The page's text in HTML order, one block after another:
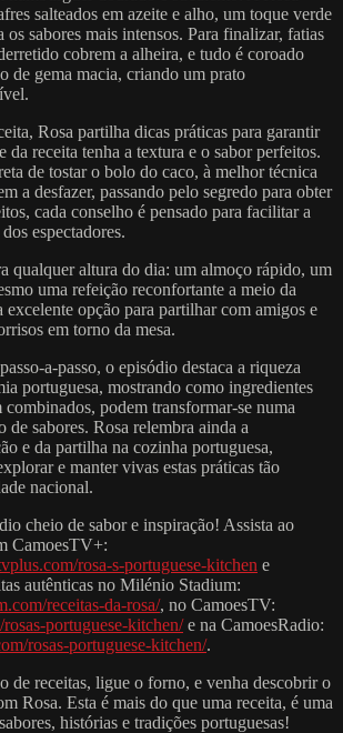
salteados em azeite e alho, um toque verde
sabores mais intensos. Para finalizar, fatias
cobrem a alheira, e tudo é coroado
de gema macia, criando um prato
Rosa partilha dicas práticas para garantir
da receita tenha a textura e o sabor perfeitos.
de tostar o bolo do caco, à melhor técnica
a desfazer, passando pelo segredo para obter
cada conselho é pensado para facilitar a
espectadores.
qualquer altura do dia: um almoço rápido, um
uma refeição reconfortante a meio da
excelente opção para partilhar com amigos e
em torno da mesa.
a-passo, o episódio destaca a riqueza
portuguesa, mostrando como ingredientes
podem transformar-se numa
de sabores. Rosa relembra ainda a
e da partilha na cozinha portuguesa,
e manter vivas estas práticas tão
nacional.
cheio de sabor e inspiração! Assista ao
CamoesTV+:
rosa-s-portuguese-kitchen e
autênticas no Milénio Stadium:
receitas-da-rosa/, no CamoesTV:
portuguese-kitchen/e na CamoesRadio:
rosas-portuguese-kitchen/.
de receitas, ligue o forno, e venha descobrir o
Rosa. Esta é mais do que uma receita, é uma
histórias e tradições portuguesas!